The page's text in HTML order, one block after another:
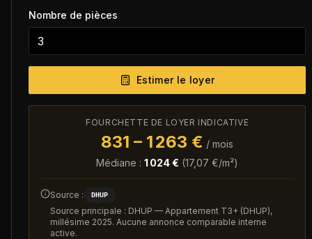
Nombre de pièces
Estimer le loyer
FOURCHETTE DE LOYER INDICATIVE
831 – 1 263 € / mois
Médiane : 1 024€ (17,07 €/m²)
Source : DHUP
Source principale : DHUP — Appartement T3+ (DHUP),
millésime 2025. Aucune annonce comparable interne
active.